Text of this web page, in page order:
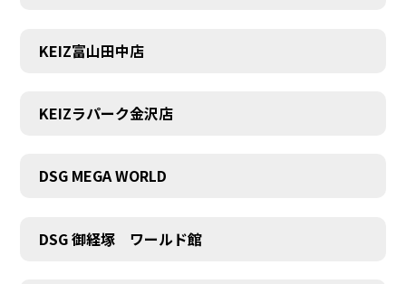
KEIZ富山田中店
KEIZラパーク金沢店
DSG MEGA WORLD
DSG 御経塚 ワールド館